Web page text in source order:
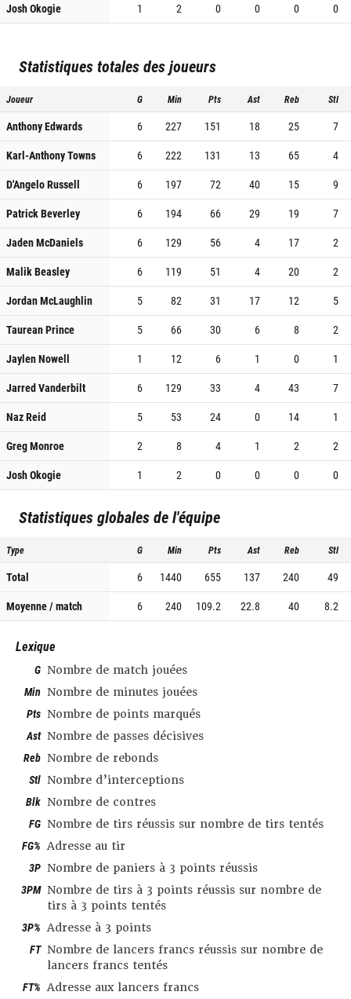
Josh Okogie
1 2 0 0 0 0
Statistiques totales des joueurs
Joueur G Min Pts Ast Reb Stl
Anthony Edwards 6 227 151 18 25
7
Karl-Anthony Towns
6 222 131 13 65
4
D'Angelo Russell
6 197 72 40 15
9
Patrick Beverley
6 194 66 29 19
7
Jaden McDaniels
6 129 56 4 17
2
Malik Beasley
6 119 51 4 20
2
Jordan McLaughlin
5 82 31 17 12
5
Taurean Prince
5 66 30 6 8
2
Jaylen Nowell
1 12 6 1 0
1
Jarred Vanderbilt
6 129 33 4 43
7
Naz Reid
5 53 24 0 14
1
Greg Monroe
2 8 4 1 2
2
Josh Okogie
1 2 0 0 0 0
Statistiques globales de l'équipe
Type G Min Pts Ast Reb Stl
Total 6 1440 655 137 240
49
Moyenne / match
6 240 109.2 22.8 40 8.2
Lexique
G Nombre de match jouées
Min Nombre de minutes jouées
Pts Nombre de points marqués
Ast Nombre de passes décisives
Reb Nombre de rebonds
Stl Nombre d’interceptions
Blk Nombre de contres
FG Nombre de tirs réussis sur nombre de tirs tentés
FG% Adresse au tir
3P Nombre de paniers à 3 points réussis
3PM Nombre de tirs à 3 points réussis sur nombre de
tirs à 3 points tentés
3P% Adresse à 3 points
FT Nombre de lancers francs réussis sur nombre de
lancers francs tentés
FT% Adresse aux lancers francs